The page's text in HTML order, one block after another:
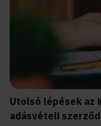
Utolsó lépések az
adásvételi